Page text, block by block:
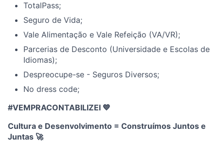
TotalPass;
Seguro de Vida;
Vale Alimentação e Vale Refeição (VA/VR);
Parcerias de Desconto (Universidade e Escolas de
Idiomas);
Despreocupe-se - Seguros Diversos;
No dress code;
#VEMPRACONTABILIZEI 💙
Cultura e Desenvolvimento = Construímos Juntos e
Juntas 🚀